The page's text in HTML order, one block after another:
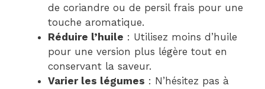
de coriandre ou de persil frais pour une
touche aromatique.
Réduire l’huile : Utilisez moins d’huile
pour une version plus légère tout en
conservant la saveur.
Varier les légumes : N’hésitez pas à